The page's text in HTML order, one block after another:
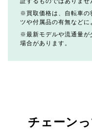
買取価格は、自転車
ツや付属品の有無などに
最新モデルや流通量
場合があります。
チェーン